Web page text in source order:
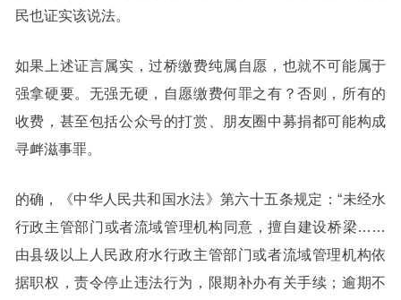
民也证实该说法。
如果上述证言属实，过桥缴费纯属自愿，也就不可能属于
强拿硬要。无强无硬，自愿缴费何罪之有？否则，所有的
收费，甚至包括公众号的打赏、朋友圈中募捐都可能构成
寻衅滋事罪。
的确，《中华人民共和国水法》第六十五条规定：“未经水
行政主管部门或者流域管理机构同意，擅自建设桥梁……
由县级以上人民政府水行政主管部门或者流域管理机构依
据职权，责令停止违法行为，限期补办有关手续；逾期不